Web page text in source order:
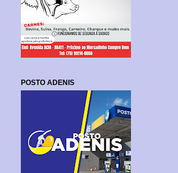
POSTO ADENIS